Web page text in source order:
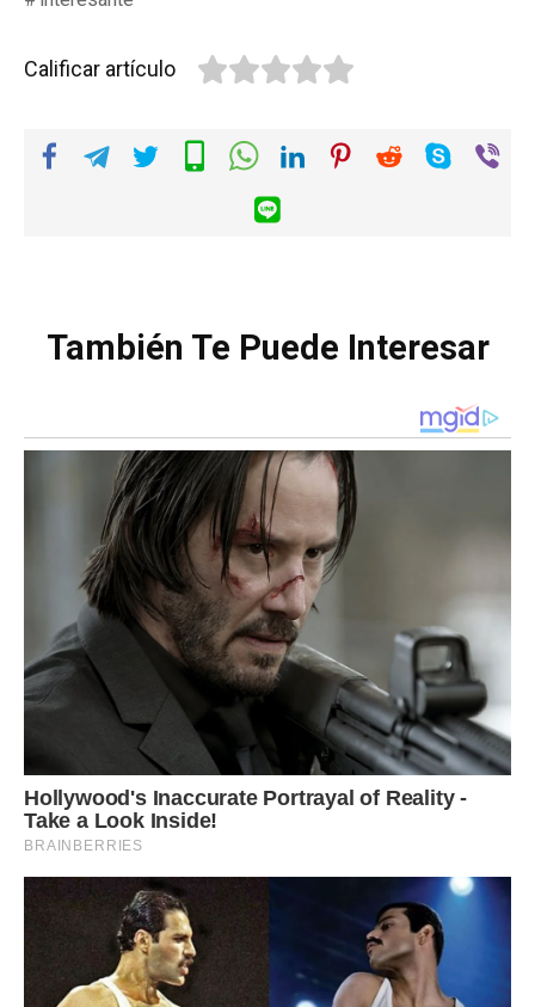
Calificar artículo
También Te Puede Interesar